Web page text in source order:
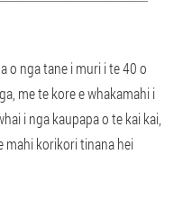
o nga tane i muri i te 40 o
me te kore e whakamahi i
i nga kaupapa o te kai kai,
mahi korikori tinana hei